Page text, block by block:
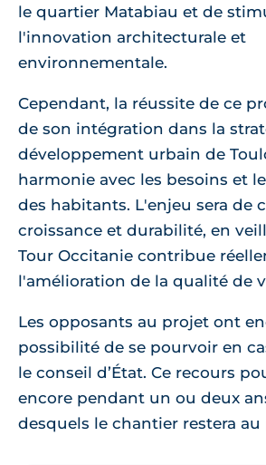
le quartier Matabiau et de
l'innovation architecturale et
environnementale.
Cependant, la réussite de ce
de son intégration dans la
développement urbain de
harmonie avec les besoins et
des habitants. L'enjeu sera de
croissance et durabilité, en
Tour Occitanie contribue
l'amélioration de la qualité de
Les opposants au projet ont
possibilité de se pourvoir en
le conseil d’État. Ce recours
encore pendant un ou deux
desquels le chantier restera